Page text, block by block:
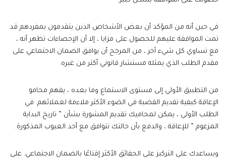
في حين أنه من المؤكد أن بعض الأشخاص الذين يتقدمون بمفردهم قد
تمت الموافقة عليهم للحصول على مزايا ، إلا أن الإحصاءات تظهر أنه ،
مع تساوي كل شيء آخر ، من المرجح أن يوافق الضمان الاجتماعي على
مقدم الطلب الذي يمثله مستشار قانوني أكثر من غيره.
من التطبيق الأولي إلى مستوى الاستماع وما بعده ، يفهم محامو
الإعاقة كيفية تقديم القضية في الضوء الأكثر ملاءمة لعملائهم. في
الطلب الأولي ، يمكن لمحاميك تقديم المشورة بشأن ” تاريخ البداية
المزعوم ” للإعاقة ، والدفع بأن حالتك تتوافق مع أحد العيوب المذكورة.
ويساعدك على التركيز على الحقائق الأكثر إقناعًا بالضمان الاجتماعي. على